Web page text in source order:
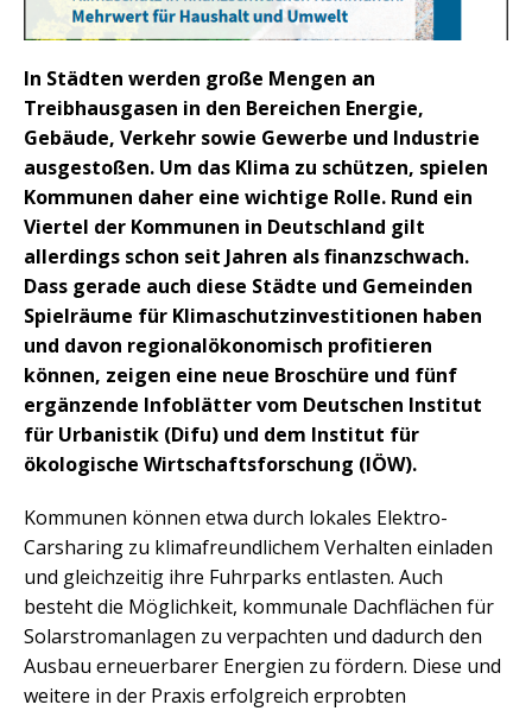
In Städten werden große Mengen an
Treibhausgasen in den Bereichen Energie,
Gebäude, Verkehr sowie Gewerbe und Industrie
ausgestoßen. Um das Klima zu schützen, spielen
Kommunen daher eine wichtige Rolle. Rund ein
Viertel der Kommunen in Deutschland gilt
allerdings schon seit Jahren als finanzschwach.
Dass gerade auch diese Städte und Gemeinden
Spielräume für Klimaschutzinvestitionen haben
und davon regionalökonomisch profitieren
können, zeigen eine neue Broschüre und fünf
ergänzende Infoblätter vom Deutschen Institut
für Urbanistik (Difu) und dem Institut für
ökologische Wirtschaftsforschung (IÖW).
Kommunen können etwa durch lokales Elektro-
Carsharing zu klimafreundlichem Verhalten einladen
und gleichzeitig ihre Fuhrparks entlasten. Auch
besteht die Möglichkeit, kommunale Dachflächen für
Solarstromanlagen zu verpachten und dadurch den
Ausbau erneuerbarer Energien zu fördern. Diese und
weitere in der Praxis erfolgreich erprobten